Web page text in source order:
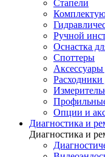
Стапели
Ручной
Оснастка
Споттеры
Аксессуары
Расходники
Опции и
Диагностика и
Диагностика и